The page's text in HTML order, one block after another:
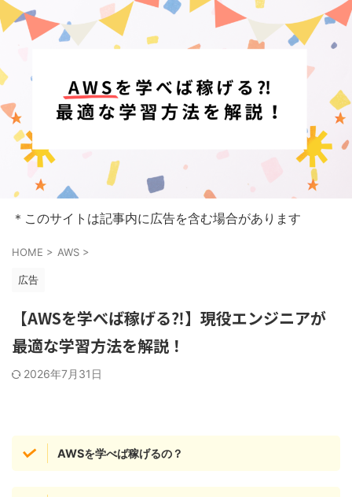
＊このサイトは記事内に広告を含む場合があります
HOME > AWS >
広告
【AWSを学べば稼げる⁈】現役エンジニアが
最適な学習方法を解説！
2026年7月31日
AWSを学べば稼げるの？